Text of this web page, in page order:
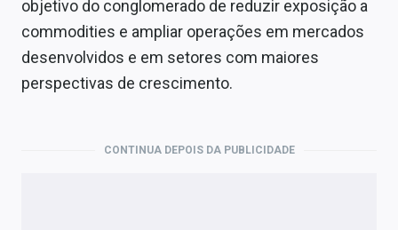
Brasil
Política
objetivo do conglomerado de reduzir exposição a
commodities e ampliar operações em mercados
desenvolvidos e em setores com maiores
perspectivas de crescimento.
CONTINUA DEPOIS DA PUBLICIDADE